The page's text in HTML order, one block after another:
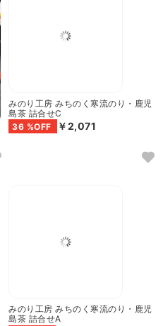
みのり工房 みちのく寒流のり・鹿児